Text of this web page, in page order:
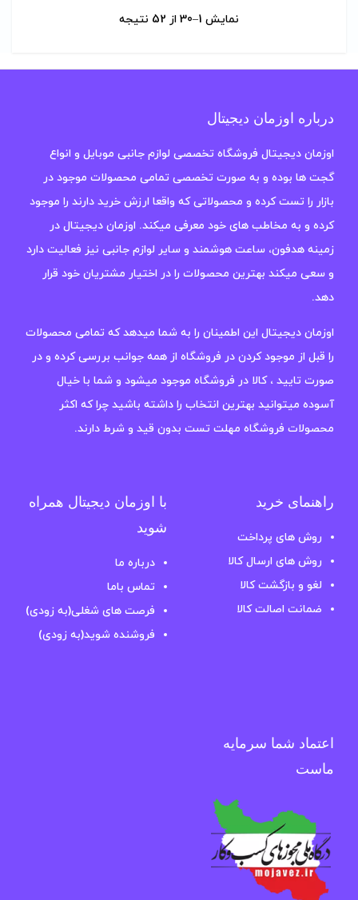
نمایش 1–30 از 52 نتیجه
درباره اوزمان دیجیتال
اوزمان دیجیتال فروشگاه تخصصی لوازم جانبی موبایل و انواع
گجت ها بوده و به صورت تخصصی تمامی محصولات موجود در
بازار را تست کرده و محصولاتی که واقعا ارزش خرید دارند را موجود
کرده و به مخاطب های خود معرفی میکند. اوزمان دیجیتال در
زمینه هدفون، ساعت هوشمند و سایر لوازم جانبی نیز فعالیت دارد
و سعی میکند بهترین محصولات را در اختیار مشتریان خود قرار
دهد.
اوزمان دیجیتال این اطمینان را به شما میدهد که تمامی محصولات
را قبل از موجود کردن در فروشگاه از همه جوانب بررسی کرده و در
صورت تایید ، کالا در فروشگاه موجود میشود و شما با خیال
آسوده میتوانید بهترین انتخاب را داشته باشید چرا که اکثر
محصولات فروشگاه مهلت تست بدون قید و شرط دارند.
راهنمای خرید
روش های پرداخت
روش های ارسال کالا
لغو و بازگشت کالا
ضمانت اصالت کالا
با اوزمان دیجیتال همراه
شوید
درباره ما
تماس باما
فرصت های شغلی(به زودی)
فروشنده شوید(به زودی)
اعتماد شما سرمایه
ماست